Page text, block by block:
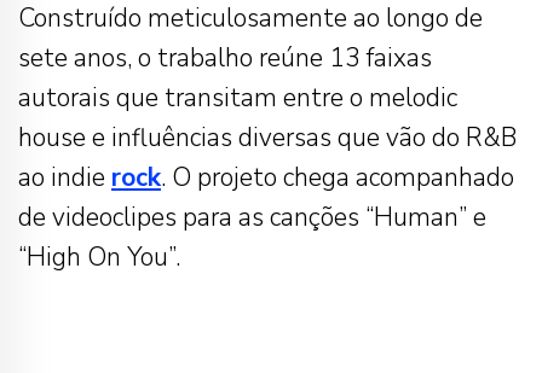
Construído meticulosamente ao longo de
sete anos, o trabalho reúne 13 faixas
autorais que transitam entre o melodic
house e influências diversas que vão do R&B
ao indie rock. O projeto chega acompanhado
de videoclipes para as canções “Human” e
“High On You”.